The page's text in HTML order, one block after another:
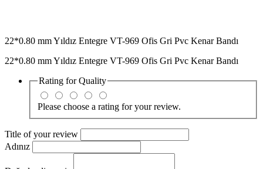
22*0.80 mm Yıldız Entegre VT-969 Ofis Gri Pvc Kenar Bandı
22*0.80 mm Yıldız Entegre VT-969 Ofis Gri Pvc Kenar Bandı
Rating forQuality
Please choose a rating for your review.
Title of your review
Adınız